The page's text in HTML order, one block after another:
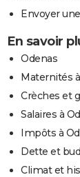
Envoyer
En savoir
Odenas
Maternités
Crèches et
Salaires à
Impôts à
Dette et
Climat et